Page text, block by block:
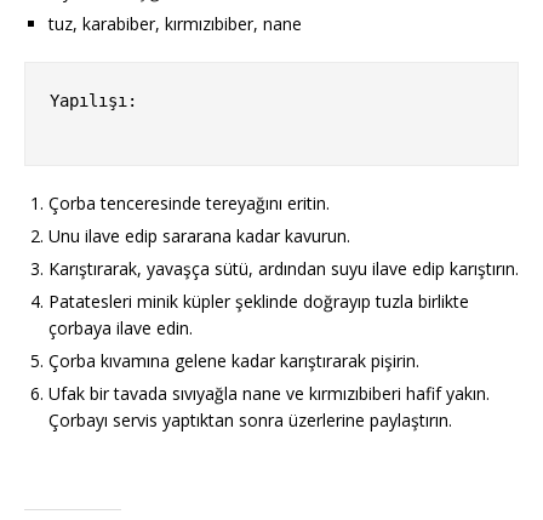
tuz, karabiber, kırmızıbiber, nane
Yapılışı:
Çorba tenceresinde tereyağını eritin.
Unu ilave edip sararana kadar kavurun.
Karıştırarak, yavaşça sütü, ardından suyu ilave edip karıştırın.
Patatesleri minik küpler şeklinde doğrayıp tuzla birlikte
çorbaya ilave edin.
Çorba kıvamına gelene kadar karıştırarak pişirin.
Ufak bir tavada sıvıyağla nane ve kırmızıbiberi hafif yakın.
Çorbayı servis yaptıktan sonra üzerlerine paylaştırın.